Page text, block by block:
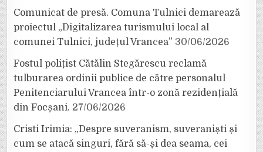
Comunicat de presă. Comuna Tulnici demarează
proiectul „Digitalizarea turismului local al
comunei Tulnici, județul Vrancea” 30/06/2026
Fostul polițist Cătălin Stegărescu reclamă
tulburarea ordinii publice de către personalul
Penitenciarului Vrancea într-o zonă rezidențială
din Focșani. 27/06/2026
Cristi Irimia: „Despre suveranism, suveraniști și
cum se atacă singuri, fără să-și dea seama, cei